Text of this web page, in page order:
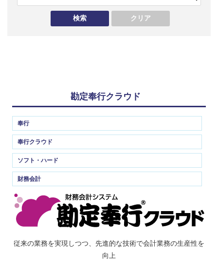
勘定奉行クラウド
奉行
奉行クラウド
ソフト・ハード
財務会計
従来の業務を実現しつつ、先進的な技術で会計業務の生産性を
向上